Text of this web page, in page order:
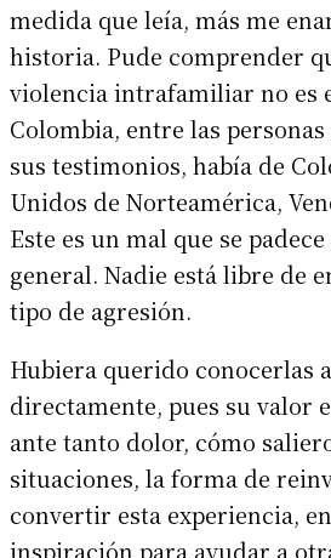
medida que leía, más me
historia. Pude comprender
violencia intrafamiliar no es
Colombia, entre las
sus testimonios, había de
Unidos de Norteamérica,
Este es un mal que se
general. Nadie está libre de
tipo de agresión.
Hubiera querido conocerlas
directamente, pues su valor
ante tanto dolor, cómo
situaciones, la forma de
convertir esta experiencia,
inspiración para ayudar a